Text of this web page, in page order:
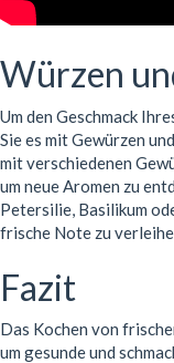
Würzen
Um den Geschmack
Sie es mit Gewürzen
mit verschiedenen
um neue Aromen zu
Petersilie, Basilikum
frische Note zu
Fazit
Das Kochen von
um gesunde und